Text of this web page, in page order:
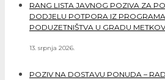
RANG LISTA JAVNOG POZIVA ZA
DODJELU POTPORA IZ
PODUZETNIŠTVA U GRADU
13. srpnja 2026.
POZIV NA DOSTAVU PONUDA –